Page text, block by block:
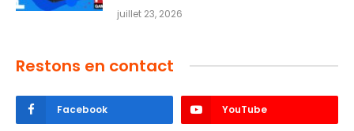
juillet 23, 2026
Restons en contact
Facebook YouTube